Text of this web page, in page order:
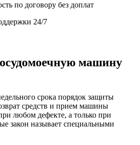
по договору без доплат
24/7
машину
срока порядок защиты
средств и прием машины
любом дефекте, а только при
закон называет специальными